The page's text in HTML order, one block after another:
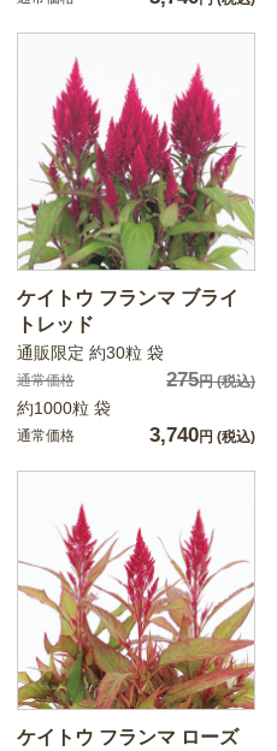
ケイトウ フランマ ブライ
トレッド
通販限定 約30粒 袋
通常価格 275円(税込)
約1000粒 袋
通常価格 3,740円 (税込)
ケイトウ フランマ ローズ